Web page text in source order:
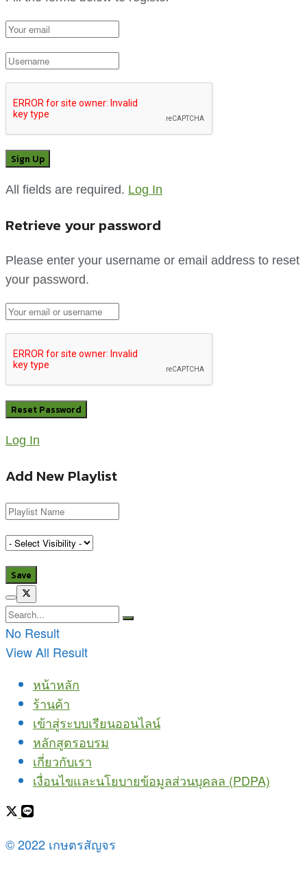
All fields are required. Log In
Retrieve your password
Please enter your username or email address to reset
your password.
Log In
Add New Playlist
No Result
View All Result
หน้าหลัก
ร้านค้า
เข้าสู่ระบบเรียนออนไลน์
หลักสูตรอบรม
เกี่ยวกับเรา
เงื่อนไขและนโยบายข้อมูลส่วนบุคลล (PDPA)
© 2022 เกษตรสัญจร